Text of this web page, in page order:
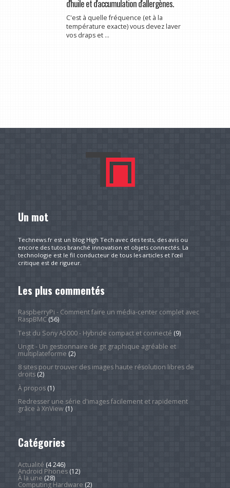
d'huile et d'accumulation d'allergènes.
C'est à quelle fréquence (et à la
température exacte) vous devez laver
vos draps et ...
Un mot
Technews.fr est un blog High Tech avec des tests, des avis ou
encore des tutos branché innovation et objets connectés. La
technologie est le fil conducteur de tous les articles et l’œil
critique est de rigueur.
Les plus commentés
RaspberryPi - Comment faire un média-center complet avec
RaspBMC(56)
Test du Sony A5000 - Hybride compact et connecté (9)
Ungit - Un gestionnaire de git graphique agréable et
multiplateforme (2)
8 sites pour trouver des images haute résolution libres de
droits(2)
À propos(1)
Redresser une série d'images facilement et rapidement
grâce à XnView(1)
Catégories
Actualité (4 246)
Android Phones(12)
À la une (28)
Computing Hardware (2)